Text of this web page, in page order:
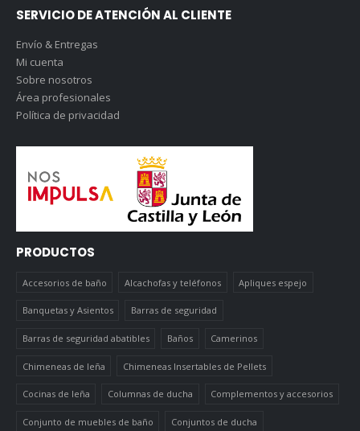
SERVICIO DE ATENCIÓN AL CLIENTE
Envío & Entregas
Mi cuenta
Sobre nosotros
Área profesionales
Política de privacidad
PRODUCTOS
Accesorios de baño Alcachofas y teléfonos Apliques espejo
Banquetas y Asientos Barras de seguridad
Barras de seguridad abatibles Baños Camerinos
Chimeneas de leña Chimeneas Insertables de Pellets
Cocinas de leña Columnas de ducha Complementos y accesorios
Conjunto de muebles de baño Conjuntos de ducha